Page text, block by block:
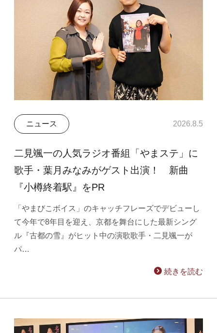
ニュース 2026.8.5
二見颯一の人気ラジオ番組「やまステ」に
歌手・葉月みなみがゲスト出演！ 新曲
『小樽終着駅』をPR
「やまびこボイス」のキャッチフレーズでデビューし
て今年で8年目を迎え、京都を舞台にした最新シング
ル『古都の雪』がヒット中の演歌歌手・二見颯一が
パ…
続きを読む